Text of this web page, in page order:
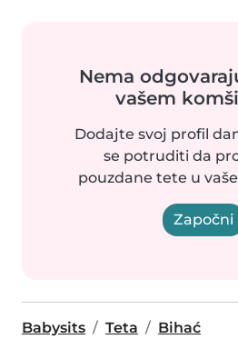
Nema
vašem
Dodajte svoj profil
se potruditi da
pouzdane tete u
Započni
Babysits Teta Bihać